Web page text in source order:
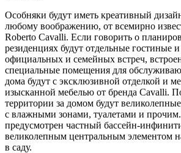
Особняки будут иметь креативный
любому воображению, от всемирно
Roberto Cavalli. Если говорить о
резиденциях будут отдельные гостиные
официальных и семейных встреч,
специальные помещения для
дома будут с эксклюзивной отделкой и
изысканной мебелью от бренда Cavalli.
территории за домом будут
с влажными зонами, туалетами и прочим.
предусмотрен частный бассейн-
великолепным центральным элементом
в саду.